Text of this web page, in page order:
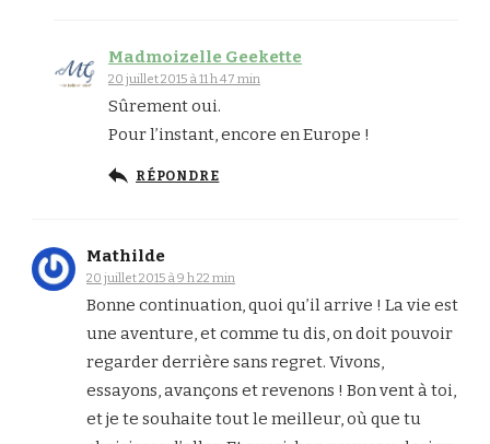
Madmoizelle Geekette
20 juillet 2015 à 11 h 47 min
Sûrement oui.
Pour l’instant, encore en Europe !
RÉPONDRE
Mathilde
20 juillet 2015 à 9 h 22 min
Bonne continuation, quoi qu’il arrive ! La vie est
une aventure, et comme tu dis, on doit pouvoir
regarder derrière sans regret. Vivons,
essayons, avançons et revenons ! Bon vent à toi,
et je te souhaite tout le meilleur, où que tu